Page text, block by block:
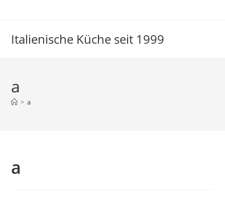
Italienische Küche seit 1999
a
> a
a